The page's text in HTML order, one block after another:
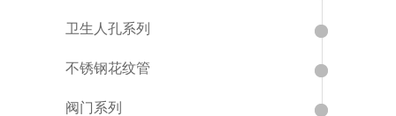
卫生人孔系列
不锈钢花纹管
阀门系列